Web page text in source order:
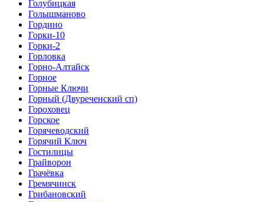
Голубицкая
Голышманово
Гордино
Горки-10
Горки-2
Горловка
Горно-Алтайск
Горное
Горные Ключи
Горный (Двуреченский сп)
Гороховец
Горское
Горячеводский
Горячий Ключ
Гостилицы
Грайворон
Грачёвка
Гремячинск
Грибановский